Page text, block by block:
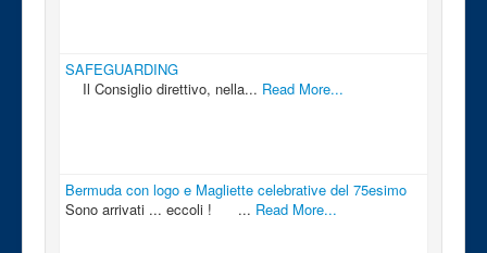
SAFEGUARDING
Il Consiglio direttivo, nella... Read More...
Bermuda con logo e Magliette celebrative del 75esimo
Sono arrivati ... eccoli ! ... Read More...